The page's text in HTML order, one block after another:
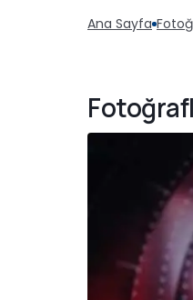
Ana Sayfa